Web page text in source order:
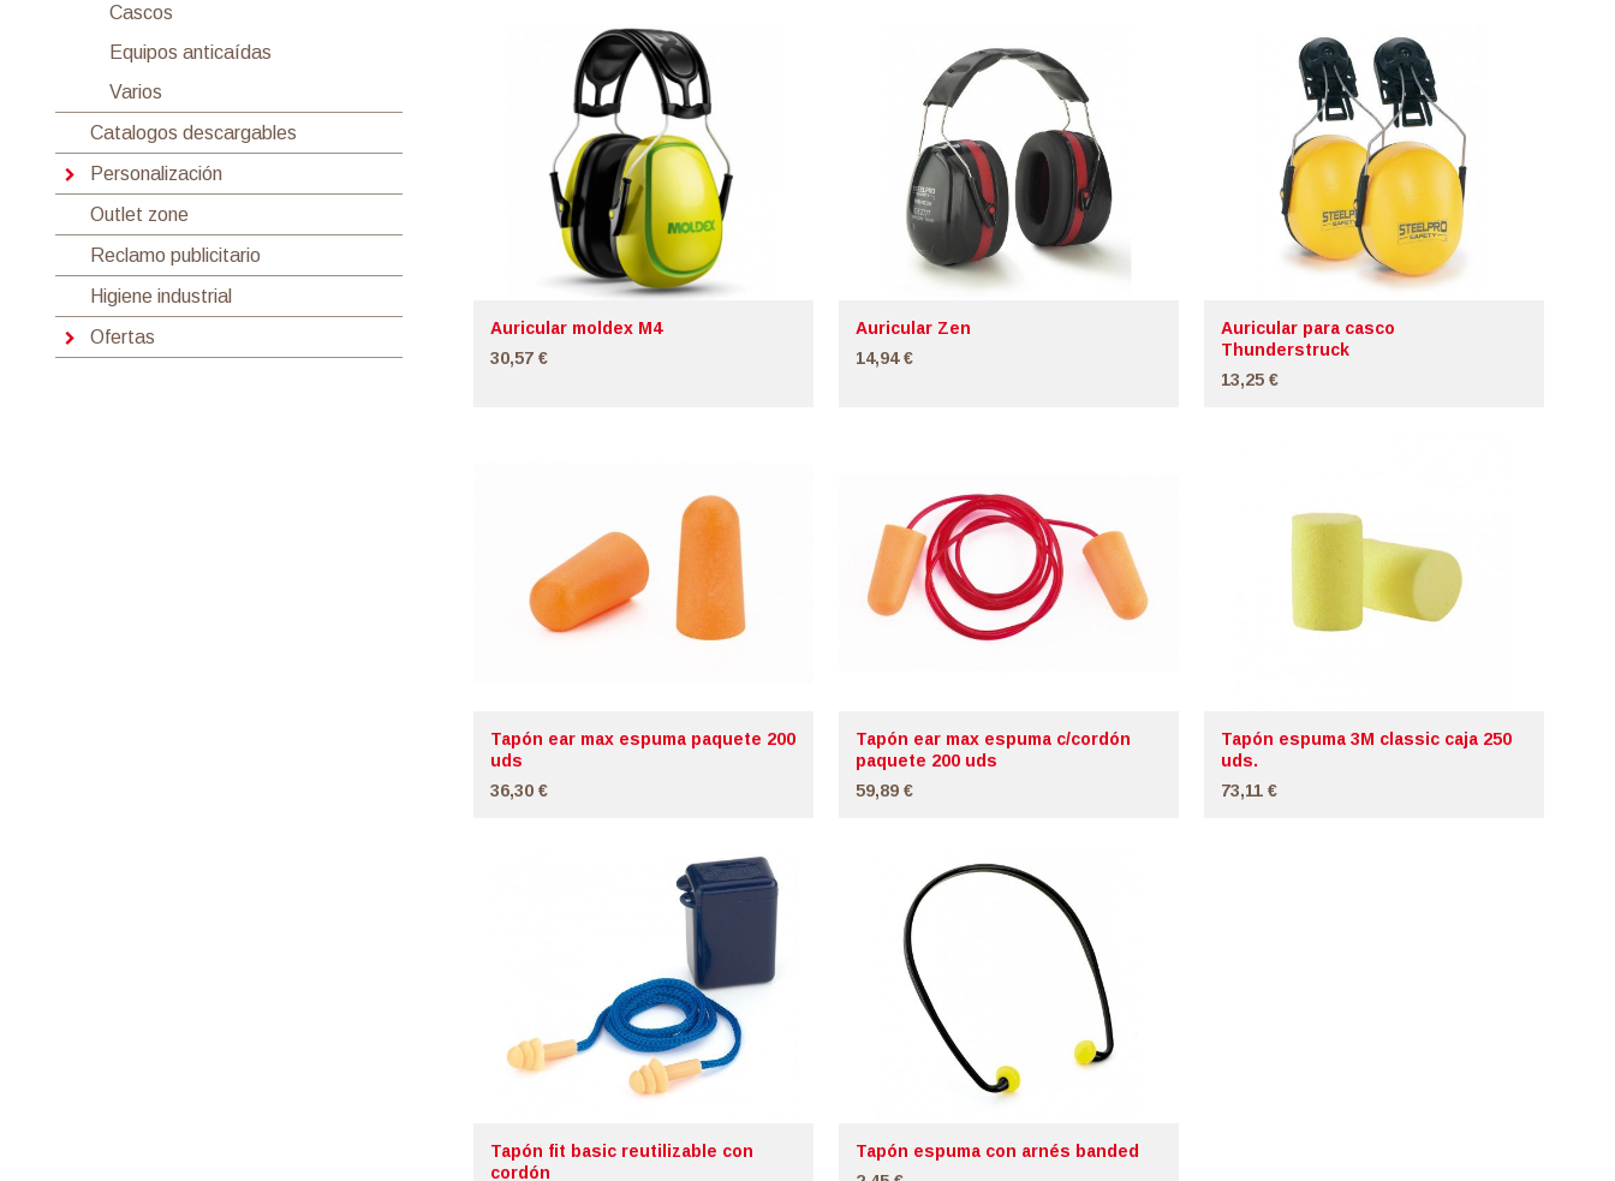
Cascos
Equipos anticaídas
Varios
Catalogos descargables
Personalización
Outlet zone
Reclamo publicitario
Higiene industrial
Ofertas
Auricular moldex M4
30,57 €
Auricular Zen
14,94 €
Auricular para casco
Thunderstruck
13,25 €
Tapón ear max espuma paquete 200
uds
36,30 €
Tapón ear max espuma c/cordón
paquete 200 uds
59,89 €
Tapón espuma 3M classic caja 250
uds.
73,11 €
Tapón fit basic reutilizable con
cordón
Tapón espuma con arnés banded